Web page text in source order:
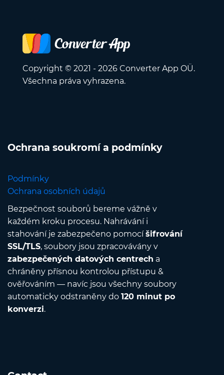
Copyright © 2021 - 2026 Converter App OÜ.
Všechna práva vyhrazena.
Ochrana soukromí a podmínky
Podmínky
Ochrana osobních údajů
Bezpečnost souborů bereme vážně v
každém kroku procesu. Nahrávání i
stahování je zabezpečeno pomocíšifrování
SSL/TLS, soubory jsou zpracovávány v
zabezpečených datových centrech a
chráněny přísnou kontrolou přístupu &
ověřováním — navíc jsou všechny soubory
automaticky odstraněny do 120 minut po
konverzi.